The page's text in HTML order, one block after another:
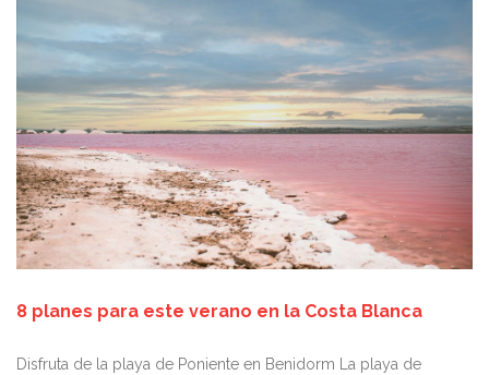
8 planes para este verano en la Costa Blanca
Disfruta de la playa de Poniente en Benidorm La playa de